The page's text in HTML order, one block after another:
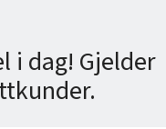
i dag! Gjelder